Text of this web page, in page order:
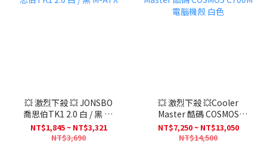
💥 激烈下殺 💥 JONSBO
喬思伯TK1 2.0 白 / 黑 M-
ATX
NT$1,845 ~ NT$3,321
NT$3,690
💥 激烈下殺 💥Cooler
Master 酷碼 COSMOS
C700M 電腦機殼 白色
NT$7,250 ~ NT$13,050
NT$14,500